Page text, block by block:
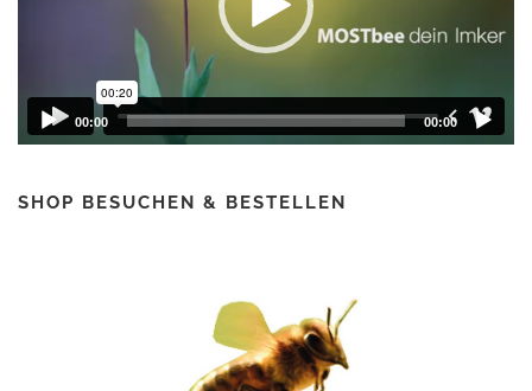
00:00 00:00
SHOP BESUCHEN & BESTELLEN